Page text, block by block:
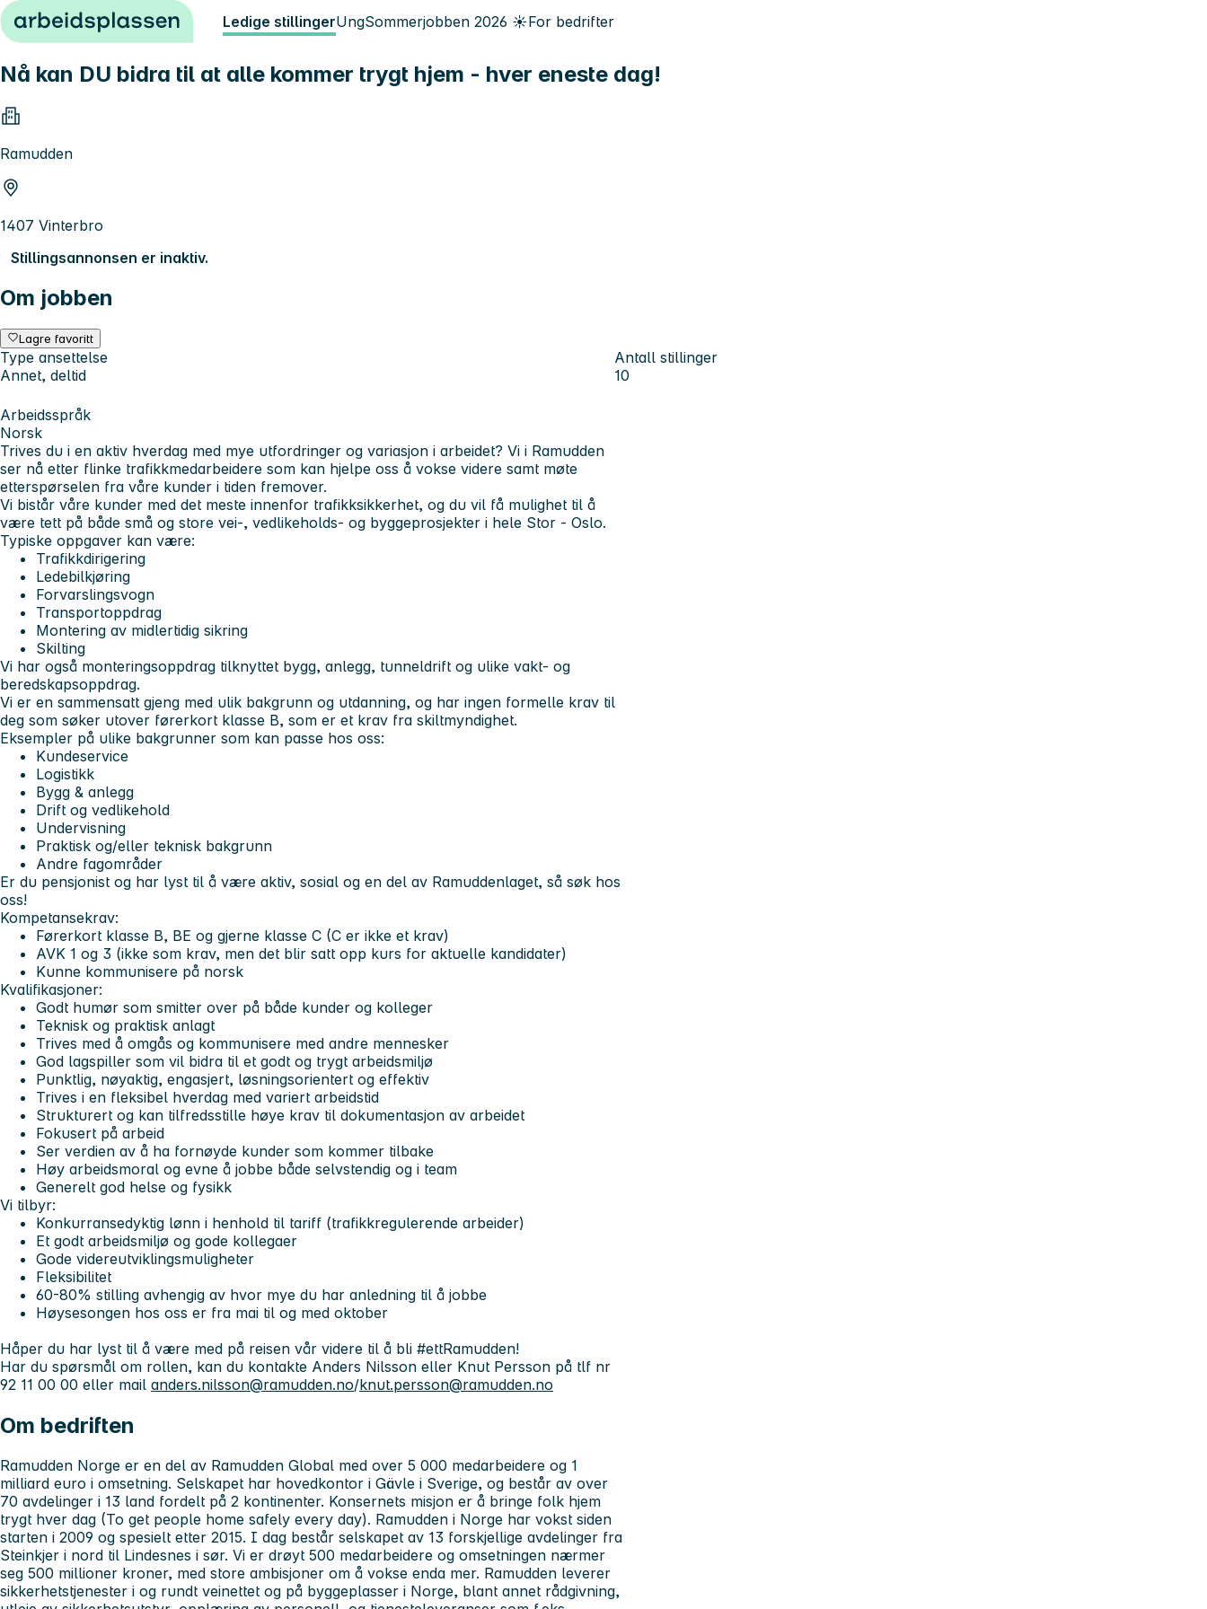
Hopp til innhold Ledige stillingerUngSommerjobben 2026 ☀️For bedrifter
Nå kan DU bidra til at alle kommer trygt hjem - hver eneste dag!
Ramudden
1407 Vinterbro
Stillingsannonsen er inaktiv.
Om jobben
Lagre favoritt
Type ansettelse
Annet, deltid
Antall stillinger
10
Arbeidsspråk
Norsk
Trives du i en aktiv hverdag med mye utfordringer og variasjon i arbeidet? Vi i Ramudden
ser nå etter flinke trafikkmedarbeidere som kan hjelpe oss å vokse videre samt møte
etterspørselen fra våre kunder i tiden fremover.
Vi bistår våre kunder med det meste innenfor trafikksikkerhet, og du vil få mulighet til å
være tett på både små og store vei-, vedlikeholds- og byggeprosjekter i hele Stor - Oslo.
Typiske oppgaver kan være:
Trafikkdirigering
Ledebilkjøring
Forvarslingsvogn
Transportoppdrag
Montering av midlertidig sikring
Skilting
Vi har også monteringsoppdrag tilknyttet bygg, anlegg, tunneldrift og ulike vakt- og
beredskapsoppdrag.
Vi er en sammensatt gjeng med ulik bakgrunn og utdanning, og har ingen formelle krav til
deg som søker utover førerkort klasse B, som er et krav fra skiltmyndighet.
Eksempler på ulike bakgrunner som kan passe hos oss:
Kundeservice
Logistikk
Bygg & anlegg
Drift og vedlikehold
Undervisning
Praktisk og/eller teknisk bakgrunn
Andre fagområder
Er du pensjonist og har lyst til å være aktiv, sosial og en del av Ramuddenlaget, så søk hos
oss!
Kompetansekrav:
Førerkort klasse B, BE og gjerne klasse C (C er ikke et krav)
AVK 1 og 3 (ikke som krav, men det blir satt opp kurs for aktuelle kandidater)
Kunne kommunisere på norsk
Kvalifikasjoner:
Godt humør som smitter over på både kunder og kolleger
Teknisk og praktisk anlagt
Trives med å omgås og kommunisere med andre mennesker
God lagspiller som vil bidra til et godt og trygt arbeidsmiljø
Punktlig, nøyaktig, engasjert, løsningsorientert og effektiv
Trives i en fleksibel hverdag med variert arbeidstid
Strukturert og kan tilfredsstille høye krav til dokumentasjon av arbeidet
Fokusert på arbeid
Ser verdien av å ha fornøyde kunder som kommer tilbake
Høy arbeidsmoral og evne å jobbe både selvstendig og i team
Generelt god helse og fysikk
Vi tilbyr:
Konkurransedyktig lønn i henhold til tariff (trafikkregulerende arbeider)
Et godt arbeidsmiljø og gode kollegaer
Gode videreutviklingsmuligheter
Fleksibilitet
60-80% stilling avhengig av hvor mye du har anledning til å jobbe
Høysesongen hos oss er fra mai til og med oktober
Håper du har lyst til å være med på reisen vår videre til å bli #ettRamudden!
Har du spørsmål om rollen, kan du kontakte Anders Nilsson eller Knut Persson på tlf nr
92 11 00 00 eller mail anders.nilsson@ramudden.no/knut.persson@ramudden.no
Om bedriften
Ramudden Norge er en del av Ramudden Global med over 5 000 medarbeidere og 1
milliard euro i omsetning. Selskapet har hovedkontor i Gävle i Sverige, og består av over
70 avdelinger i 13 land fordelt på 2 kontinenter. Konsernets misjon er å bringe folk hjem
trygt hver dag (To get people home safely every day). Ramudden i Norge har vokst siden
starten i 2009 og spesielt etter 2015. I dag består selskapet av 13 forskjellige avdelinger fra
Steinkjer i nord til Lindesnes i sør. Vi er drøyt 500 medarbeidere og omsetningen nærmer
seg 500 millioner kroner, med store ambisjoner om å vokse enda mer. Ramudden leverer
sikkerhetstjenester i og rundt veinettet og på byggeplasser i Norge, blant annet rådgivning,